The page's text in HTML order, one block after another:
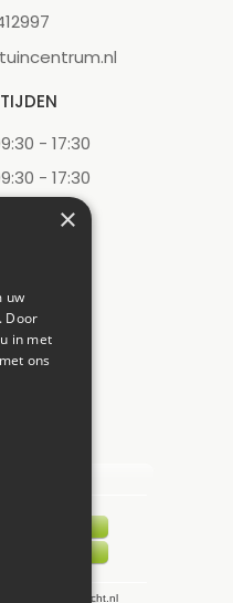
- 17:30
- 17:30
09:30 - 17:30
- 17:00
- 17:00
TELT!
×
uw
Door
in met
ons